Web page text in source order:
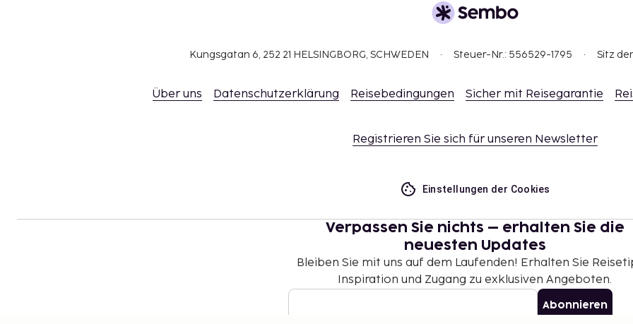
Kungsgatan 6, 252 21 HELSINGBORG, SCHWEDEN Steuer-Nr.: 556529-1795 Sitz
Über uns Datenschutzerklärung Reisebedingungen Sicher mit Reisegarantie
Registrieren Sie sich für unseren Newsletter
Einstellungen der Cookies
Verpassen Sie nichts – erhalten Sie die
neuesten Updates
Bleiben Sie mit uns auf dem Laufenden! Erhalten Sie
Inspiration und Zugang zu exklusiven Angeboten.
Abonnieren